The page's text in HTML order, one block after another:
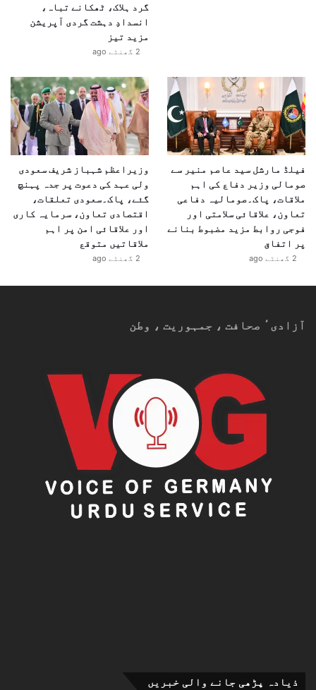
گرد ہلاک، ٹھکانے تباہ،
انسدادِ دہشت گردی آپریشن
مزید تیز
2 گھنٹے ago
فیلڈ مارشل سید عاصم منیر سے
صومالی وزیر دفاع کی اہم
ملاقات، پاک۔صومالیہ دفاعی
تعاون، علاقائی سلامتی اور
فوجی روابط مزید مضبوط بنانے
پر اتفاق
2 گھنٹے ago
وزیراعظم شہباز شریف سعودی
ولی عہد کی دعوت پر جدہ پہنچ
گئے، پاک۔سعودی تعلقات،
اقتصادی تعاون، سرمایہ کاری
اور علاقائی امن پر اہم
ملاقاتیں متوقع
2 گھنٹے ago
آزادیٴ صحافت ، جمہوریت ، وطن
ذیادہ پڑھی جانے والی خبریں